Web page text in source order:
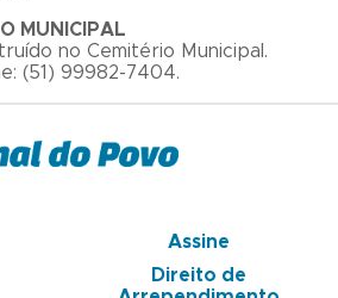
MUNICIPAL
no Cemitério Municipal.
(51) 99982-7404.
Assine
Direito de